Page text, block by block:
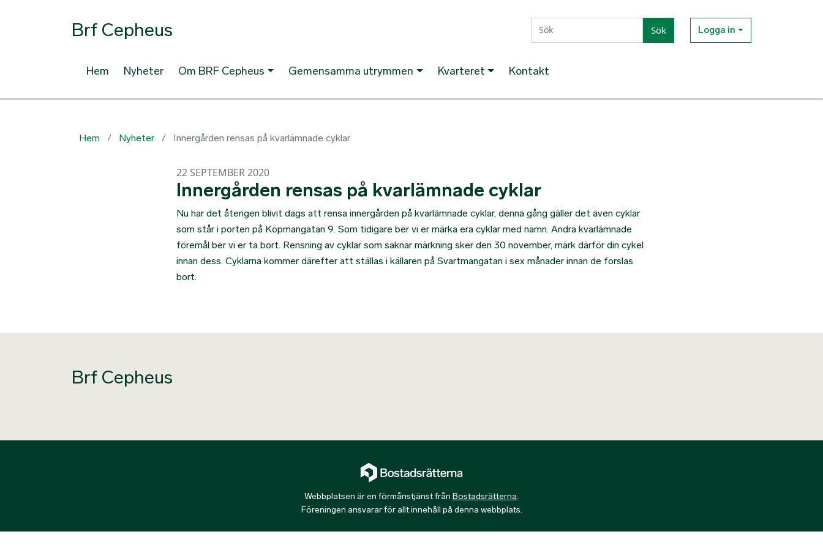
Brf Cepheus Sök Logga in
Hem Nyheter Om BRF Cepheus Gemensamma utrymmen Kvarteret Kontakt
Hem Nyheter Innergården rensas på kvarlämnade cyklar
22 SEPTEMBER 2020
Innergården rensas på kvarlämnade cyklar
Nu har det återigen blivit dags att rensa innergården på kvarlämnade cyklar, denna gång gäller det även cyklar
som står i porten på Köpmangatan 9. Som tidigare ber vi er märka era cyklar med namn. Andra kvarlämnade
föremål ber vi er ta bort. Rensning av cyklar som saknar märkning sker den 30 november, märk därför din cykel
innan dess. Cyklarna kommer därefter att ställas i källaren på Svartmangatan i sex månader innan de forslas
bort.
Brf Cepheus
Webbplatsen är en förmånstjänst från Bostadsrätterna.
Föreningen ansvarar för allt innehåll på denna webbplats.